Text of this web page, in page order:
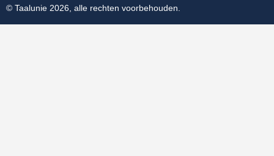
© Taalunie 2026, alle rechten voorbehouden.